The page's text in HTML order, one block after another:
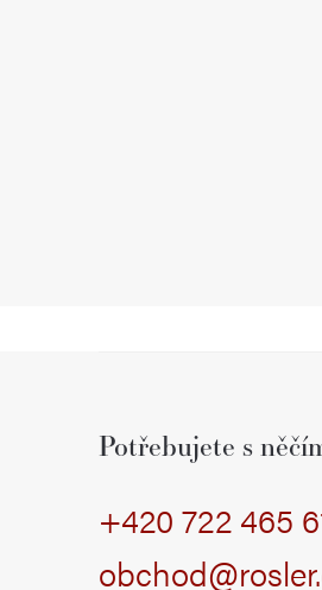
Potřebujete s
+420 722 465